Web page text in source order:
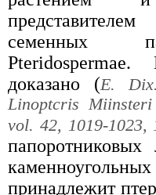
семенных
доказано (E.
Linoptcris
vol. 42, 1019-1023,
принадлежит